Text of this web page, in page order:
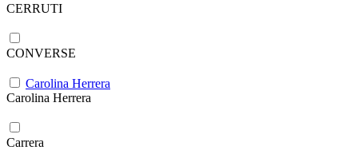
CERRUTI
CONVERSE
Carolina Herrera
Carolina Herrera
Carrera